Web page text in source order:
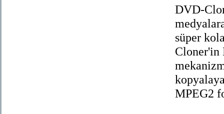
DVD-
süper
Cloner'in
MPEG2